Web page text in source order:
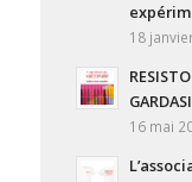
18
16 mai